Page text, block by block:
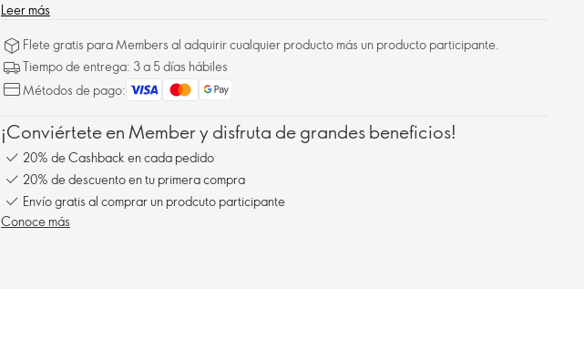
Leer más
Flete gratis para Members al adquirir cualquier producto más un producto participante.
Tiempo de entrega: 3 a 5 días hábiles
Métodos de pago:
¡Conviértete en Member y disfruta de grandes beneficios!
20% de Cashback en cada pedido
20% de descuento en tu primera compra
Envío gratis al comprar un prodcuto participante
Conoce más